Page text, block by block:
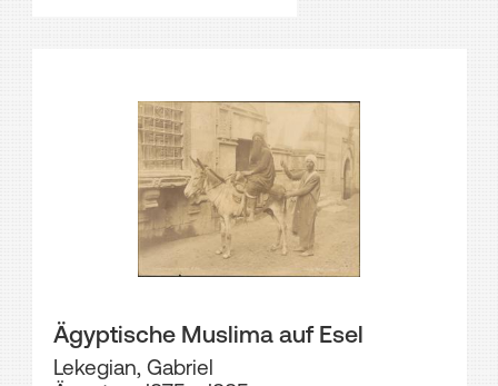
Ägyptische Muslima auf Esel
Lekegian, Gabriel